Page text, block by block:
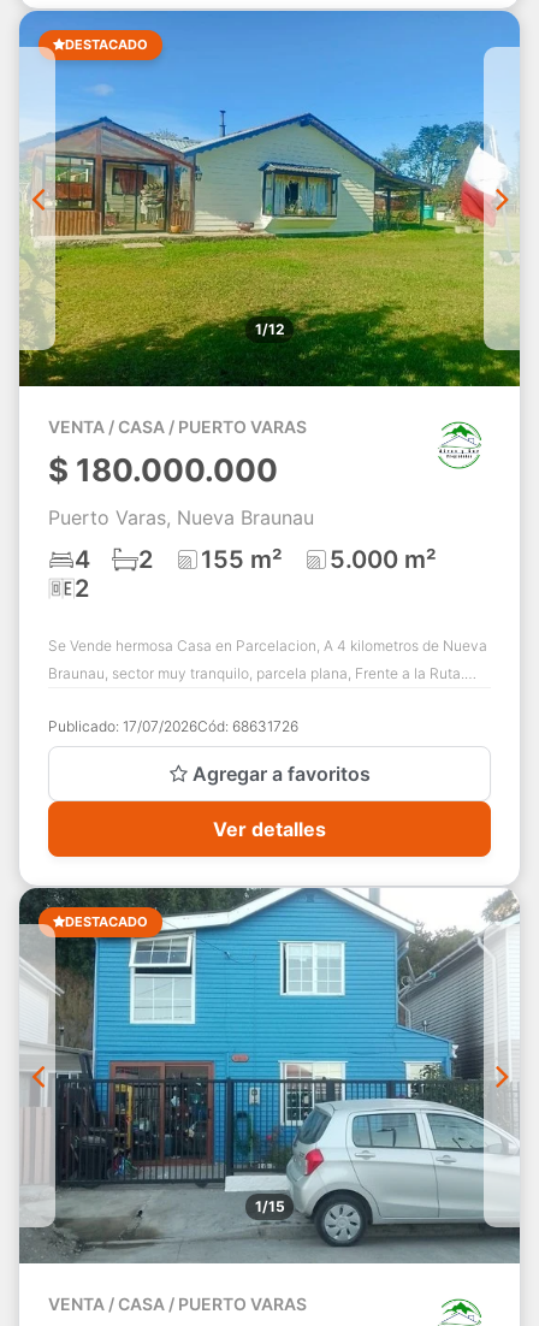
DESTACADO
1/12
VENTA / CASA / PUERTO VARAS
$ 180.000.000
Puerto Varas, Nueva Braunau
4 2 155 m²
5.000 m²
2
Se Vende hermosa Casa en Parcelacion, A 4 kilometros de Nueva
Braunau, sector muy tranquilo, parcela plana, Frente a la Ruta.
Publicado: 17/07/2026Cód: 68631726
Agregar a favoritos
Ver detalles
DESTACADO
1/15
VENTA / CASA / PUERTO VARAS